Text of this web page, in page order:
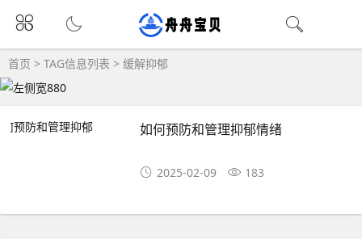
首页 > TAG信息列表 > 缓解抑郁
如何预防和管理抑郁情绪
2025-02-09 183